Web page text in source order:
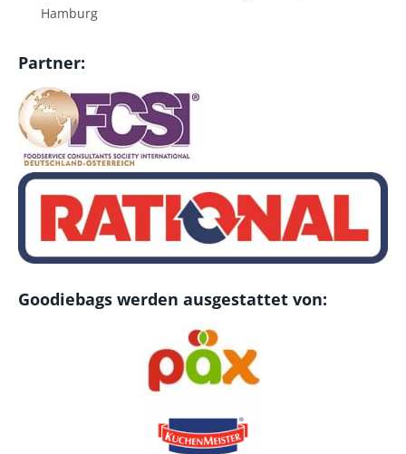
Hamburg
Partner:
Goodiebags werden ausgestattet von: